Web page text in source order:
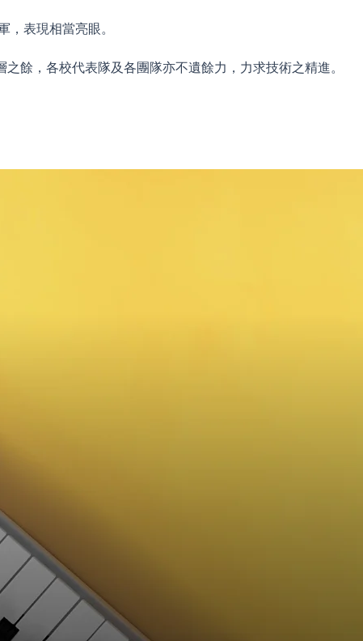
表現相當亮眼。
餘，各校代表隊及各團隊亦不遺餘力，力求技術之精進。